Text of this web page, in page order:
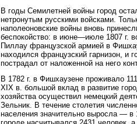
В годы Семилетней войны город
нетронутым русскими войсками.
наполеоновские войны вновь
беспокойство: в июне—июле 1807 г.
Пиллау французской армией в
находился французский гарнизон, и
пострадал от наложенной на него
В 1782 г. в Фишхаузене проживало
XIX в. большой вклад в развитие
хозяйства осуществил немецкий
Зельник. В течение столетия
населения значительно выросла — в